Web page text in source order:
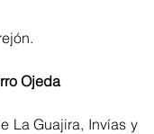
Ojeda
La Guajira, Invías y